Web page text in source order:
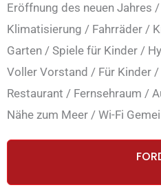
Eröffnung des neuen Jahres /
Klimatisierung / Fahrräder /
Garten / Spiele für Kinder /
Voller Vorstand / Für Kinder /
Restaurant / Fernsehraum /
Nähe zum Meer / Wi-Fi